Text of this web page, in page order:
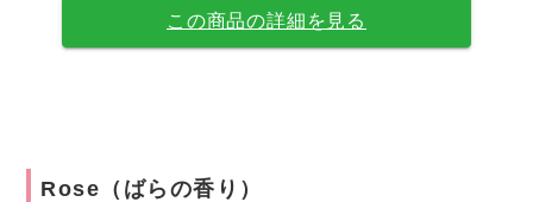
この商品の詳細を見る
Rose（ばらの香り）